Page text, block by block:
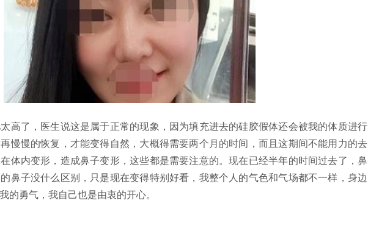
了，医生说这是属于正常的现象，因为填充进去的硅胶假体还会被我的体质进行
慢慢的恢复，才能变得自然，大概得需要两个月的时间，而且这期间不能用力的去
体内变形，造成鼻子变形，这些都是需要注意的。现在已经半年的时间过去了，鼻
鼻子没什么区别，只是现在变得特别好看，我整个人的气色和气场都不一样，身边
的勇气，我自己也是由衷的开心。